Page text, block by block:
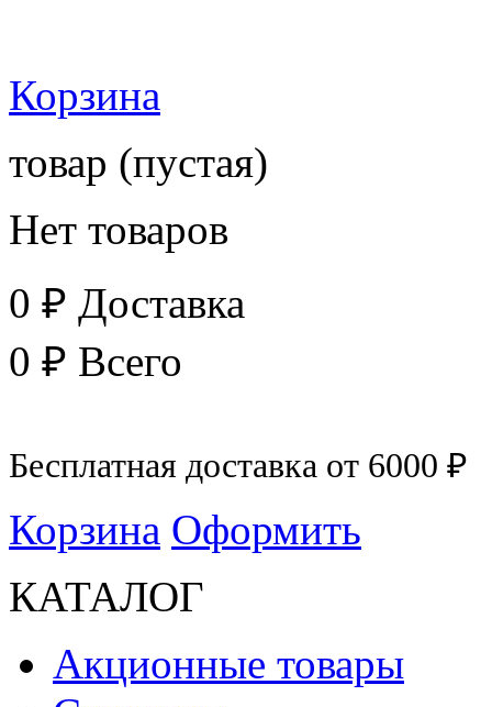
Корзина
товар (пустая)
Нет товаров
0 ₽ Доставка
0 ₽ Всего
Бесплатная доставка от 6000 ₽
Корзина Оформить
КАТАЛОГ
Акционные товары